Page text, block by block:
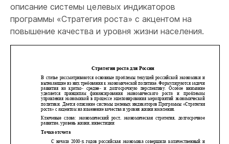
описание системы целевых индикаторов
программы «Стратегия роста» с акцентом на
повышение качества и уровня жизни населения.